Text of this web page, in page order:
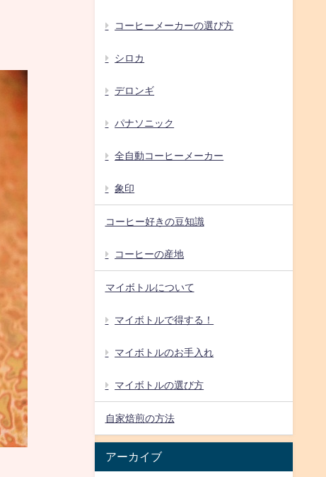
コーヒーメーカーの選び方
シロカ
デロンギ
パナソニック
全自動コーヒーメーカー
象印
コーヒー好きの豆知識
コーヒーの産地
マイボトルについて
マイボトルで得する！
マイボトルのお手入れ
マイボトルの選び方
自家焙煎の方法
アーカイブ